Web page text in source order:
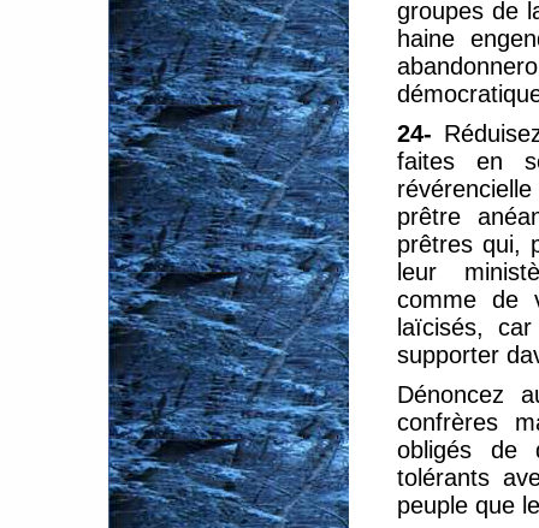
groupes de
haine
24-
faites en
prêtre
prêtres qui,
leur
comme de
laïcisés,
supporter
Dénoncez
confrères
obligés de
tolérants
peuple que